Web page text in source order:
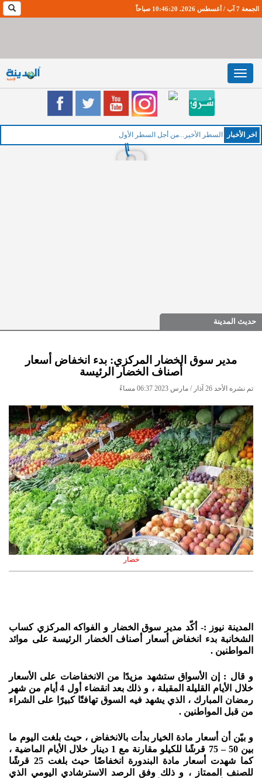
الجمعة 7 آب / أغسطس 2026. 10:46:21 صباحاً
Toggle
navigation
اخر اﻷخبار السطر الأخير...من أجل السطر الأول
حديث المدينة
مدير سوق الخضار المركزي: بدء انخفاض أسعار
أصناف الخضار الرئيسة
تم نشره الأحد 26 آذار / مارس 2023 06:37 مساءً
خضار
المدينة نيوز :- أكّد مدير سوق الخضار و الفواكه المركزي كساب
الشخانبة بدء انخفاض أسعار أصناف الخضار الرئيسة على موائد
المواطنين .
و قال : إن الأسواق ستشهد مزيدًا من الانخفاضات على الأسعار
خلال الأيام القليلة المقبلة ، و ذلك بعد انقضاء أول 4 أيام من شهر
رمضان المبارك ، الذي يشهد فيه السوق تهافتًا كبيرًا على الشراء
من قبل المواطنين .
و بيّن أن أسعار مادة الخيار بدأت بالانخفاض ، حيث بلغت اليوم ما
بين 50 – 75 قرشًا للكيلو مقارنة مع 1 دينار خلال الأيام الماضية ،
كما شهدت أسعار مادة البندورة انخفاضًا حيث بلغت 25 قرشًا
للصنف الممتاز ، و ذلك وفق الرصد الاسترشادي اليومي الذي